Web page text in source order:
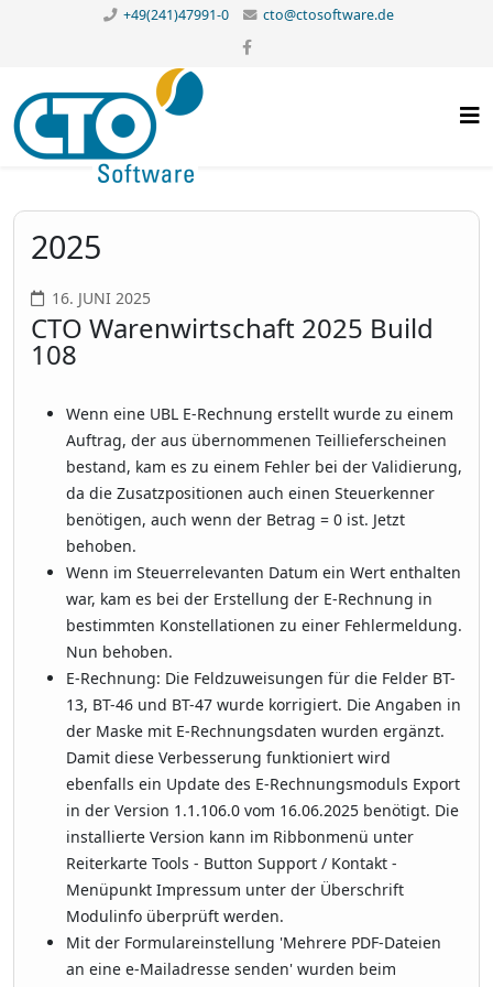
+49(241)47991-0 cto@ctosoftware.de
2025
16. JUNI 2025
CTO Warenwirtschaft 2025 Build
108
Wenn eine UBL E-Rechnung erstellt wurde zu einem
Auftrag, der aus übernommenen Teillieferscheinen
bestand, kam es zu einem Fehler bei der Validierung,
da die Zusatzpositionen auch einen Steuerkenner
benötigen, auch wenn der Betrag = 0 ist. Jetzt
behoben.
Wenn im Steuerrelevanten Datum ein Wert enthalten
war, kam es bei der Erstellung der E-Rechnung in
bestimmten Konstellationen zu einer Fehlermeldung.
Nun behoben.
E-Rechnung: Die Feldzuweisungen für die Felder BT-
13, BT-46 und BT-47 wurde korrigiert. Die Angaben in
der Maske mit E-Rechnungsdaten wurden ergänzt.
Damit diese Verbesserung funktioniert wird
ebenfalls ein Update des E-Rechnungsmoduls Export
in der Version 1.1.106.0 vom 16.06.2025 benötigt. Die
installierte Version kann im Ribbonmenü unter
Reiterkarte Tools - Button Support / Kontakt -
Menüpunkt Impressum unter der Überschrift
Modulinfo überprüft werden.
Mit der Formulareinstellung 'Mehrere PDF-Dateien
an eine e-Mailadresse senden' wurden beim